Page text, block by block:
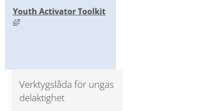
Youth Activator Toolkit
Länk till annan webbplats, öppnas i nytt fönster.
Verktygslåda för ungas
delaktighet